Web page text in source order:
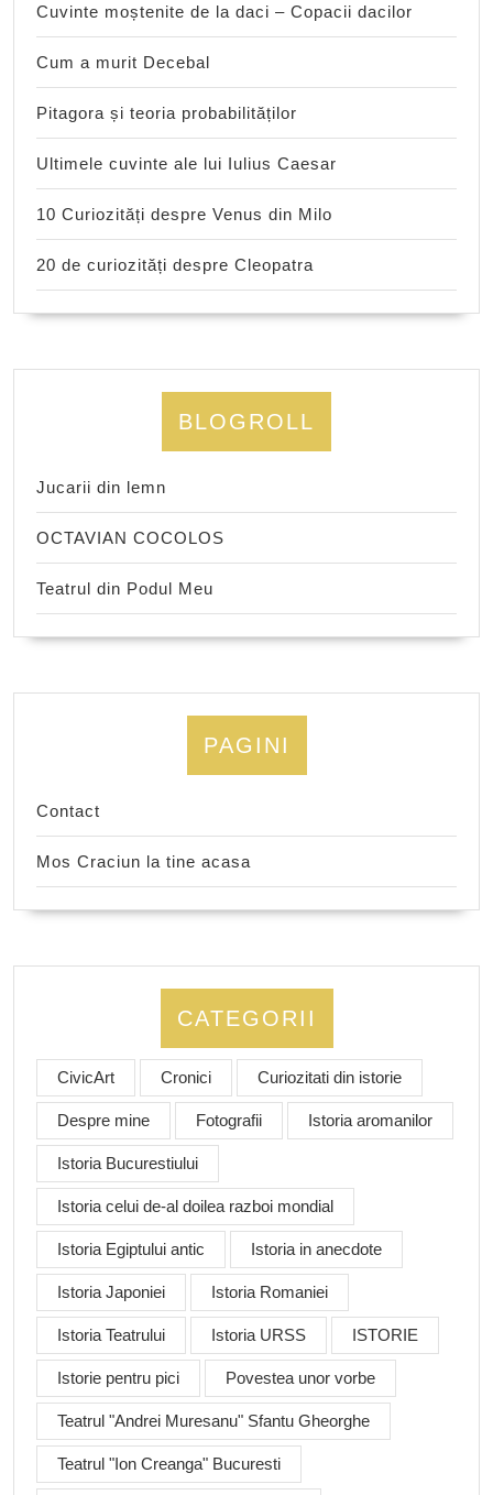
Cuvinte moștenite de la daci – Copacii dacilor
Cum a murit Decebal
Pitagora și teoria probabilităților
Ultimele cuvinte ale lui Iulius Caesar
10 Curiozități despre Venus din Milo
20 de curiozități despre Cleopatra
BLOGROLL
Jucarii din lemn
OCTAVIAN COCOLOS
Teatrul din Podul Meu
PAGINI
Contact
Mos Craciun la tine acasa
CATEGORII
CivicArt Cronici Curiozitati din istorie
Despre mine Fotografii Istoria aromanilor
Istoria Bucurestiului
Istoria celui de-al doilea razboi mondial
Istoria Egiptului antic Istoria in anecdote
Istoria Japoniei Istoria Romaniei
Istoria Teatrului Istoria URSS ISTORIE
Istorie pentru pici Povestea unor vorbe
Teatrul "Andrei Muresanu" Sfantu Gheorghe
Teatrul "Ion Creanga" Bucuresti